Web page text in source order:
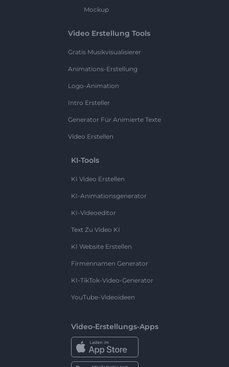
Mockup
Video Erstellung Tools
Gratis Musikvisualisierer
Animations-Erstellung
Logo-Animation
Intro Ersteller
Generator Für Animierte Texte
Video Erstellen
KI-Tools
KI Video Erstellen
KI-Animationsgenerator
KI-Videoeditor
Text Zu Video KI
KI Website Erstellen
Firmennamen Generator
KI-TikTok-Video-Generator
YouTube-Videoideen
Video-Erstellungs-Apps